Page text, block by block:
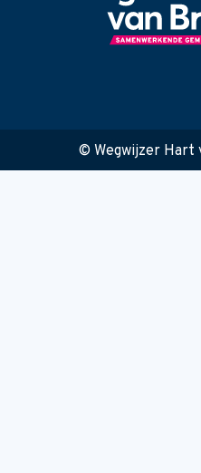
© Wegwijzer Hart